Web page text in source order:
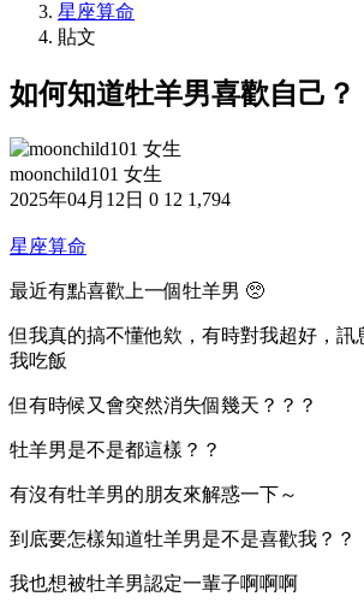
星座算命
貼文
如何知道牡羊男喜歡自己？
moonchild101 女生
2025年04月12日 0 12 1,794
星座算命
最近有點喜歡上一個牡羊男 🥺
但我真的搞不懂他欸，有時對我超好，訊
我吃飯
但有時候又會突然消失個幾天？？？
牡羊男是不是都這樣？？
有沒有牡羊男的朋友來解惑一下～
到底要怎樣知道牡羊男是不是喜歡我？？
我也想被牡羊男認定一輩子啊啊啊